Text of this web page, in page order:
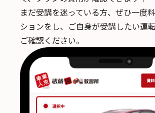
まだ受講を迷っている方、ぜひ一度
ションをし、ご自身が受講したい運
ご確認ください。